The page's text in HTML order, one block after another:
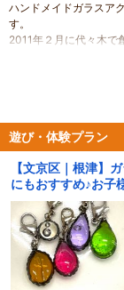
ハンドメイドガラスア
す。
2011年２月に代々木で
体験では、こちらで用
かして枠に流し込むと
冷えて固まったガラス
約1時間）。
遊び・体験プラン
【文京区｜根津】
にもおすすめ♪お子